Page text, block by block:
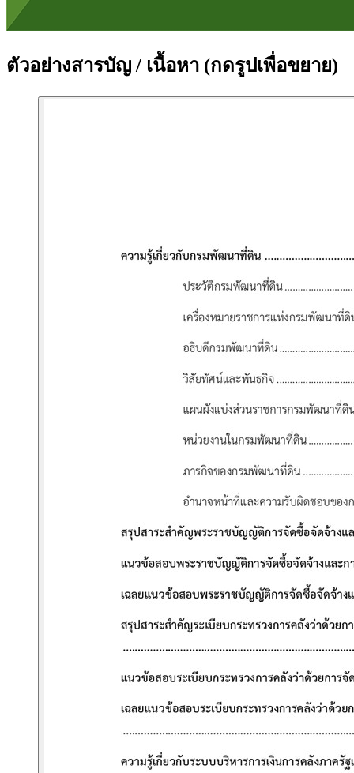
ตัวอย่างสารบัญ / เนื้อหา (กดรูปเพื่อขยาย)